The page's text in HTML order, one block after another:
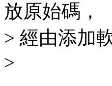
放原始碼，
> 經由添加
>